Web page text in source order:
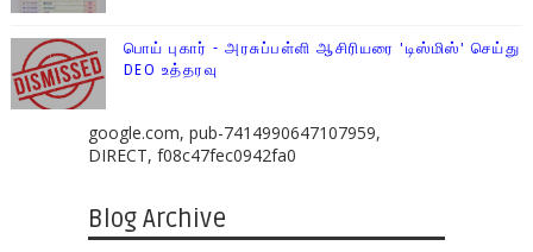
பொய் புகார் - அரசுப்பள்ளி ஆசிரியரை 'டிஸ்மிஸ்' செய்து
DEO உத்தரவு
google.com, pub-7414990647107959,
DIRECT, f08c47fec0942fa0
Blog Archive